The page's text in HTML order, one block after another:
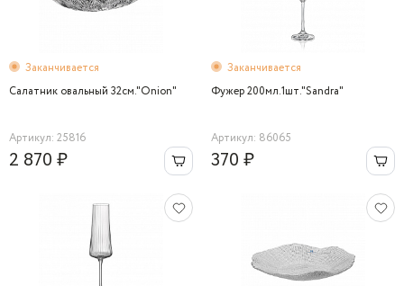
Заканчивается
Салатник овальный 32см."Onion"
Артикул: 25816
2 870 ₽
Заканчивается
Фужер 200мл.1шт."Sandra"
Артикул: 86065
370 ₽